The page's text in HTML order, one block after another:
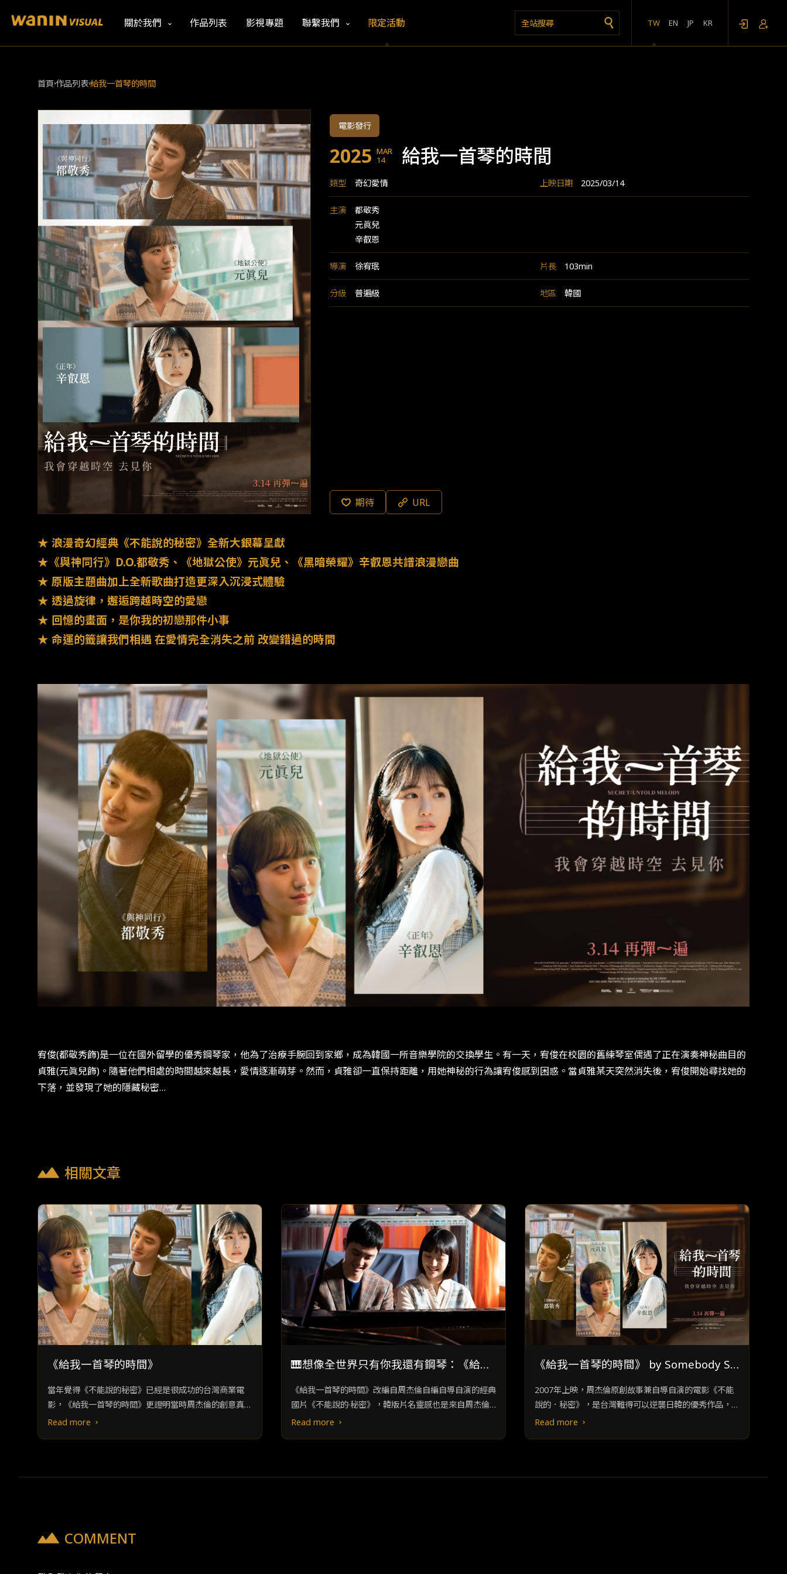
關於我們 作品列表 影視專題 聯繫我們 限定活動 TW EN JP KR
首頁 作品列表給我一首琴的時間
電影發行
2025 MAR
14
給我一首琴的時間
類型 奇幻愛情 上映日期 2025/03/14
主演
都敬秀
元眞兒
辛叡恩
導演 徐宥珉 片長 103min
分級 普遍級 地區 韓國
期待 URL
★ 浪漫奇幻經典《不能說的秘密》全新大銀幕呈獻
★《與神同行》D.O.都敬秀、《地獄公使》元眞兒、《黑暗榮耀》辛叡恩共譜浪漫戀曲
★ 原版主題曲加上全新歌曲打造更深入沉浸式體驗
★ 透過旋律，邂逅跨越時空的愛戀
★ 回憶的畫面，是你我的初戀那件小事
★ 命運的籤讓我們相遇 在愛情完全消失之前 改變錯過的時間
宥俊(都敬秀飾)是一位在國外留學的優秀鋼琴家，他為了治療手腕回到家鄉，成為韓國一所音樂學院的交換學生。有一天，宥俊在校園的舊練琴室偶遇了正在演奏神秘曲目的
貞雅(元眞兒飾)。隨著他們相處的時間越來越長，愛情逐漸萌芽。然而，貞雅卻一直保持距離，用她神秘的行為讓宥俊感到困惑。當貞雅某天突然消失後，宥俊開始尋找她的
下落，並發現了她的隱藏秘密…
相關文章
《給我一首琴的時間》
當年覺得《不能說的秘密》已經是很成功的台灣商業電
影，《給我一首琴的時間》更證明當時周杰倫的創意真的
超乎群人。這部改編電影不只是照本宣科，大致上的架構
Read more
🎹想像全世界只有你我還有鋼琴：《給我
一首琴的時間》重現經典的新浪漫
《給我一首琴的時間》改編自周杰倫自編自導自演的經典
國片《不能說的·秘密》，韓版片名靈感也是來自周杰倫
的歌曲〈給我一首歌的時間〉。
Read more
《給我一首琴的時間》 by Somebody Su
e／普通人
2007年上映，周杰倫原創故事兼自導自演的電影《不能
說的．秘密》，是台灣難得可以逆襲日韓的優秀作品，某
程度也可說是「台灣感性」（대만감성）的始祖之一。多
Read more
COMMENT